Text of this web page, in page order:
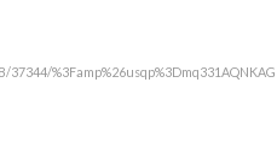
37344/%3Famp%26usqp%3Dmq331AQNKAG